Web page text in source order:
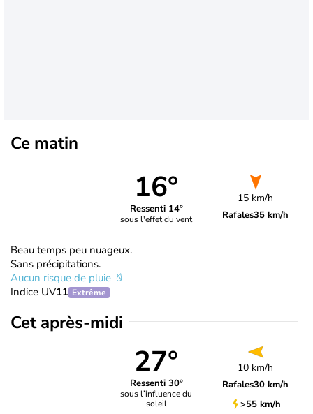
Ce matin
16°
Ressenti 14°
sous l'effet du vent
15 km/h
Rafales35 km/h
Beau temps peu nuageux.
Sans précipitations.
Aucun risque de pluie
Indice UV11 Extrême
Cet après-midi
27°
Ressenti 30°
sous l’influence du
soleil
10 km/h
Rafales30 km/h
>55 km/h